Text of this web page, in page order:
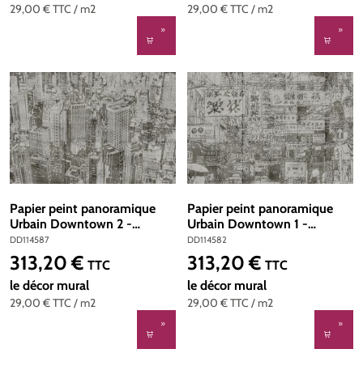
29,00 €TTC / m2 29,00 €TTC / m2
Papier peint panoramique
Urbain Downtown 2 -
Référence DD114587 -
Intissé 200g/m2 - Standard
400 x 270
DD114587
29,00 €TTC / m2
Prix régulier :
313,20 € TTC
le décor mural
Papier peint panoramique
Urbain Downtown 1 -
Référence DD114582 -
Intissé 200g/m2 - Standard
400 x 270
DD114582
29,00 €TTC / m2
Prix régulier :
313,20 € TTC
le décor mural